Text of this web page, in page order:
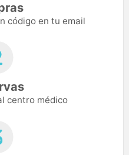
código en tu email
centro médico